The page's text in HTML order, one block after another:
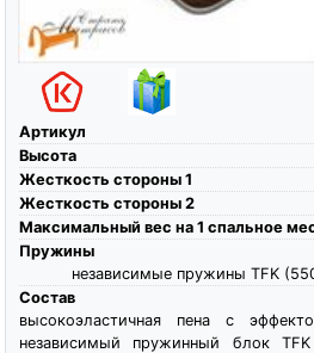
Артикул
Высота
Жесткость стороны 1
Жесткость стороны 2
Максимальный вес на 1 спальное
Пружины
независимые пружины TFK
Состав
высокоэластичная пена c
независимый пружинный блок